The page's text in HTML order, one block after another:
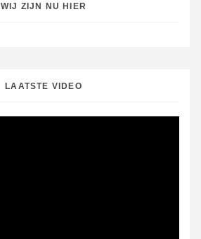
WIJ ZIJN NU HIER
LAATSTE VIDEO